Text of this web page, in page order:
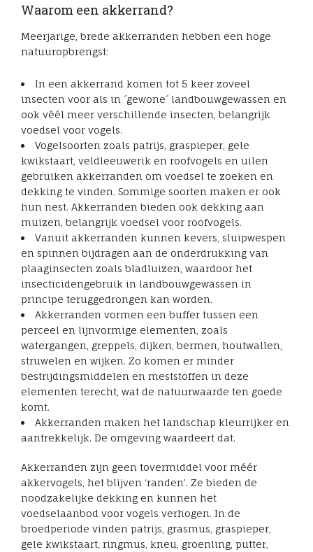
Waarom een akkerrand?
Meerjarige, brede akkerranden hebben een hoge
natuuropbrengst:
In een akkerrand komen tot 5 keer zoveel
insecten voor als in ´gewone´ landbouwgewassen en
ook véél meer verschillende insecten, belangrijk
voedsel voor vogels.
Vogelsoorten zoals patrijs, graspieper, gele
kwikstaart, veldleeuwerik en roofvogels en uilen
gebruiken akkerranden om voedsel te zoeken en
dekking te vinden. Sommige soorten maken er ook
hun nest. Akkerranden bieden ook dekking aan
muizen, belangrijk voedsel voor roofvogels.
Vanuit akkerranden kunnen kevers, sluipwespen
en spinnen bijdragen aan de onderdrukking van
plaaginsecten zoals bladluizen, waardoor het
insecticidengebruik in landbouwgewassen in
principe teruggedrongen kan worden.
Akkerranden vormen een buffer tussen een
perceel en lijnvormige elementen, zoals
watergangen, greppels, dijken, bermen, houtwallen,
struwelen en wijken. Zo komen er minder
bestrijdingsmiddelen en meststoffen in deze
elementen terecht, wat de natuurwaarde ten goede
komt.
Akkerranden maken het landschap kleurrijker en
aantrekkelijk. De omgeving waardeert dat.
Akkerranden zijn geen tovermiddel voor méér
akkervogels, het blijven ‘randen’. Ze bieden de
noodzakelijke dekking en kunnen het
voedselaanbod voor vogels verhogen. In de
broedperiode vinden patrijs, grasmus, graspieper,
gele kwikstaart, ringmus, kneu, groenling, putter,